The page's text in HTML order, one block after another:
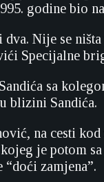
godine bio
dva. Nije se
Specijalne
sa
blizini Sandića.
na cesti
je potom
zamjena”.